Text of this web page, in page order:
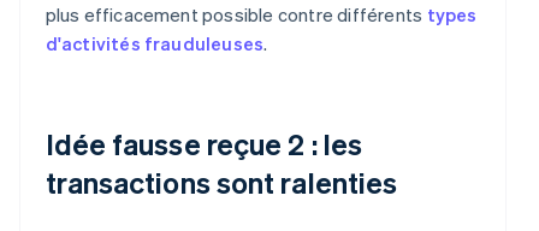
plus efficacement possible contre différents types
d'activités frauduleuses.
Idée fausse reçue 2 : les
transactions sont ralenties